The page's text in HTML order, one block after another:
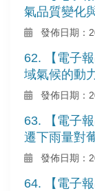
氣品質變化
發佈日期：
62. 【電子
域氣候的動
發佈日期：
63. 【電子
遷下雨量對
發佈日期：
64. 【電子